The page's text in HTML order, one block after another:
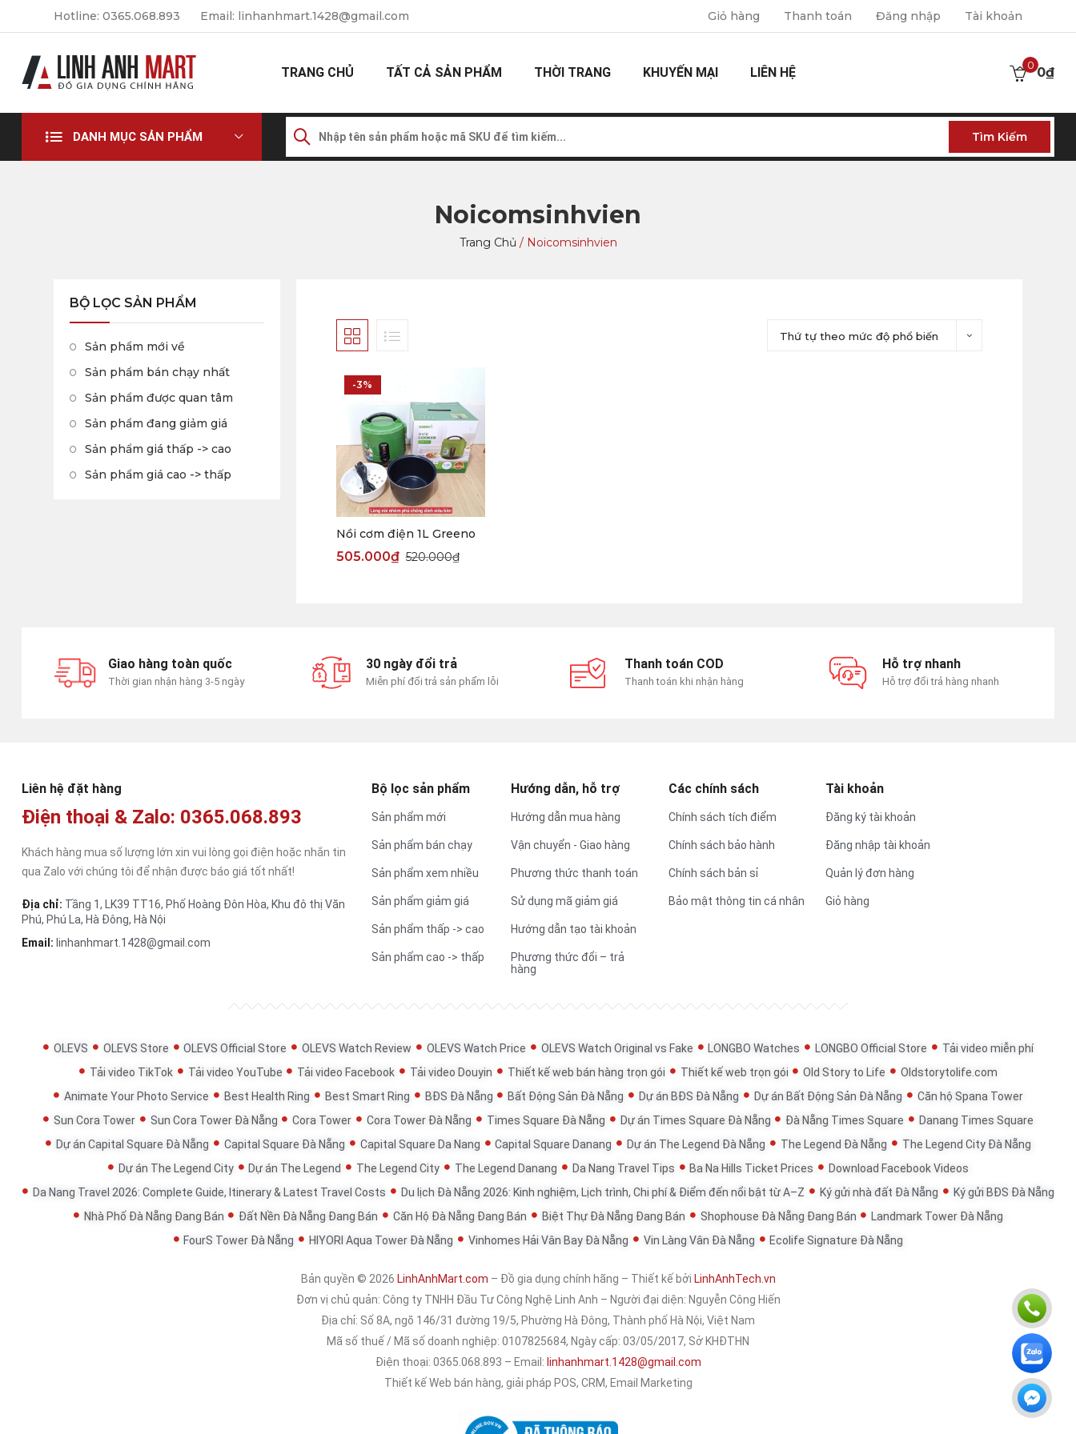
Giỏ hàng Thanh toán Đăng nhập Tài khoản
Hotline: 0365.068.893 Email: linhanhmart.1428@gmail.com
TRANG CHỦ TẤT CẢ SẢN PHẨM THỜI TRANG KHUYẾN MẠI LIÊN HỆ 0₫
0
DANH MỤC SẢN PHẨM Tìm Kiếm
Noicomsinhvien
Trang Chủ / Noicomsinhvien
Thứ tự theo mức độ phổ biến
-3%
Nồi cơm điện 1L Greeno
520.000₫
505.000₫
BỘ LỌC SẢN PHẨM
Sản phẩm mới về
Sản phẩm bán chạy nhất
Sản phẩm được quan tâm
Sản phẩm đang giảm giá
Sản phẩm giá thấp -> cao
Sản phẩm giá cao -> thấp
Giao hàng toàn quốc
Thời gian nhận hàng 3-5 ngày
30 ngày đổi trả
Miễn phí đổi trả sản phẩm lỗi
Thanh toán COD
Thanh toán khi nhận hàng
Hỗ trợ nhanh
Hỗ trợ đổi trả hàng nhanh
Liên hệ đặt hàng
Điện thoại & Zalo: 0365.068.893
Khách hàng mua số lượng lớn xin vui lòng gọi điện hoặc nhắn tin
qua Zalo với chúng tôi để nhận được báo giá tốt nhất!
Địa chỉ: Tầng 1, LK39 TT16, Phố Hoàng Đôn Hòa, Khu đô thị Văn
Phú, Phú La, Hà Đông, Hà Nội
Email: linhanhmart.1428@gmail.com
Bộ lọc sản phẩm
Sản phẩm mới
Sản phẩm bán chạy
Sản phẩm xem nhiều
Sản phẩm giảm giá
Sản phẩm thấp -> cao
Sản phẩm cao -> thấp
Hướng dẫn, hỗ trợ
Hướng dẫn mua hàng
Vận chuyển - Giao hàng
Phương thức thanh toán
Sử dụng mã giảm giá
Hướng dẫn tạo tài khoản
Phương thức đổi – trả
hàng
Các chính sách
Chính sách tích điểm
Chính sách bảo hành
Chính sách bản sỉ
Bảo mật thông tin cá nhân
Tài khoản
Đăng ký tài khoản
Đăng nhập tài khoản
Quản lý đơn hàng
Giỏ hàng
OLEVS OLEVS Store OLEVS Official Store OLEVS Watch Review OLEVS Watch Price OLEVS Watch Original vs Fake LONGBO Watches LONGBO Official Store
Tải video miễn phí
Tải video TikTok
Tải video YouTube Tải video Facebook Tải video Douyin Thiết kế web bán hàng trọn gói Thiết kế web trọn gói Old Story to Life
Oldstorytolife.com
Animate Your Photo Service
Best Health Ring Best Smart Ring BĐS Đà Nẵng Bất Động Sản Đà Nẵng Dự án BĐS Đà Nẵng Dự án Bất Động Sản Đà Nẵng
Căn hộ Spana Tower
Sun Cora Tower
Sun Cora Tower Đà Nẵng Cora Tower Cora Tower Đà Nẵng Times Square Đà Nẵng Dự án Times Square Đà Nẵng Đà Nẵng Times Square
Danang Times Square
Dự án Capital Square Đà Nẵng
Capital Square Đà Nẵng Capital Square Da Nang Capital Square Danang Dự án The Legend Đà Nẵng The Legend Đà Nẵng
The Legend City Đà Nẵng
Dự án The Legend City
Dự án The Legend The Legend City The Legend Danang Da Nang Travel Tips Ba Na Hills Ticket Prices
Download Facebook Videos
Da Nang Travel 2026: Complete Guide, Itinerary & Latest Travel Costs
Du lịch Đà Nẵng 2026: Kinh nghiệm, Lịch trình, Chi phí & Điểm đến nổi bật từ A–Z Ký gửi nhà đất Đà Nẵng
Ký gửi BĐS Đà Nẵng
Nhà Phố Đà Nẵng Đang Bán
Đất Nền Đà Nẵng Đang Bán Căn Hộ Đà Nẵng Đang Bán Biệt Thự Đà Nẵng Đang Bán Shophouse Đà Nẵng Đang Bán
Landmark Tower Đà Nẵng
FourS Tower Đà Nẵng
HIYORI Aqua Tower Đà Nẵng Vinhomes Hải Vân Bay Đà Nẵng Vin Làng Vân Đà Nẵng Ecolife Signature Đà Nẵng
Bản quyền © 2026 LinhAnhMart.com – Đồ gia dụng chính hãng – Thiết kế bởi LinhAnhTech.vn
Đơn vị chủ quản: Công ty TNHH Đầu Tư Công Nghệ Linh Anh – Người đại diện: Nguyễn Công Hiến
Địa chỉ: Số 8A, ngõ 146/31 đường 19/5, Phường Hà Đông, Thành phố Hà Nội, Việt Nam
Mã số thuế / Mã số doanh nghiệp: 0107825684, Ngày cấp: 03/05/2017, Sở KHĐTHN
Điện thoại: 0365.068.893 – Email: linhanhmart.1428@gmail.com
Thiết kế Web bán hàng, giải pháp POS, CRM, Email Marketing